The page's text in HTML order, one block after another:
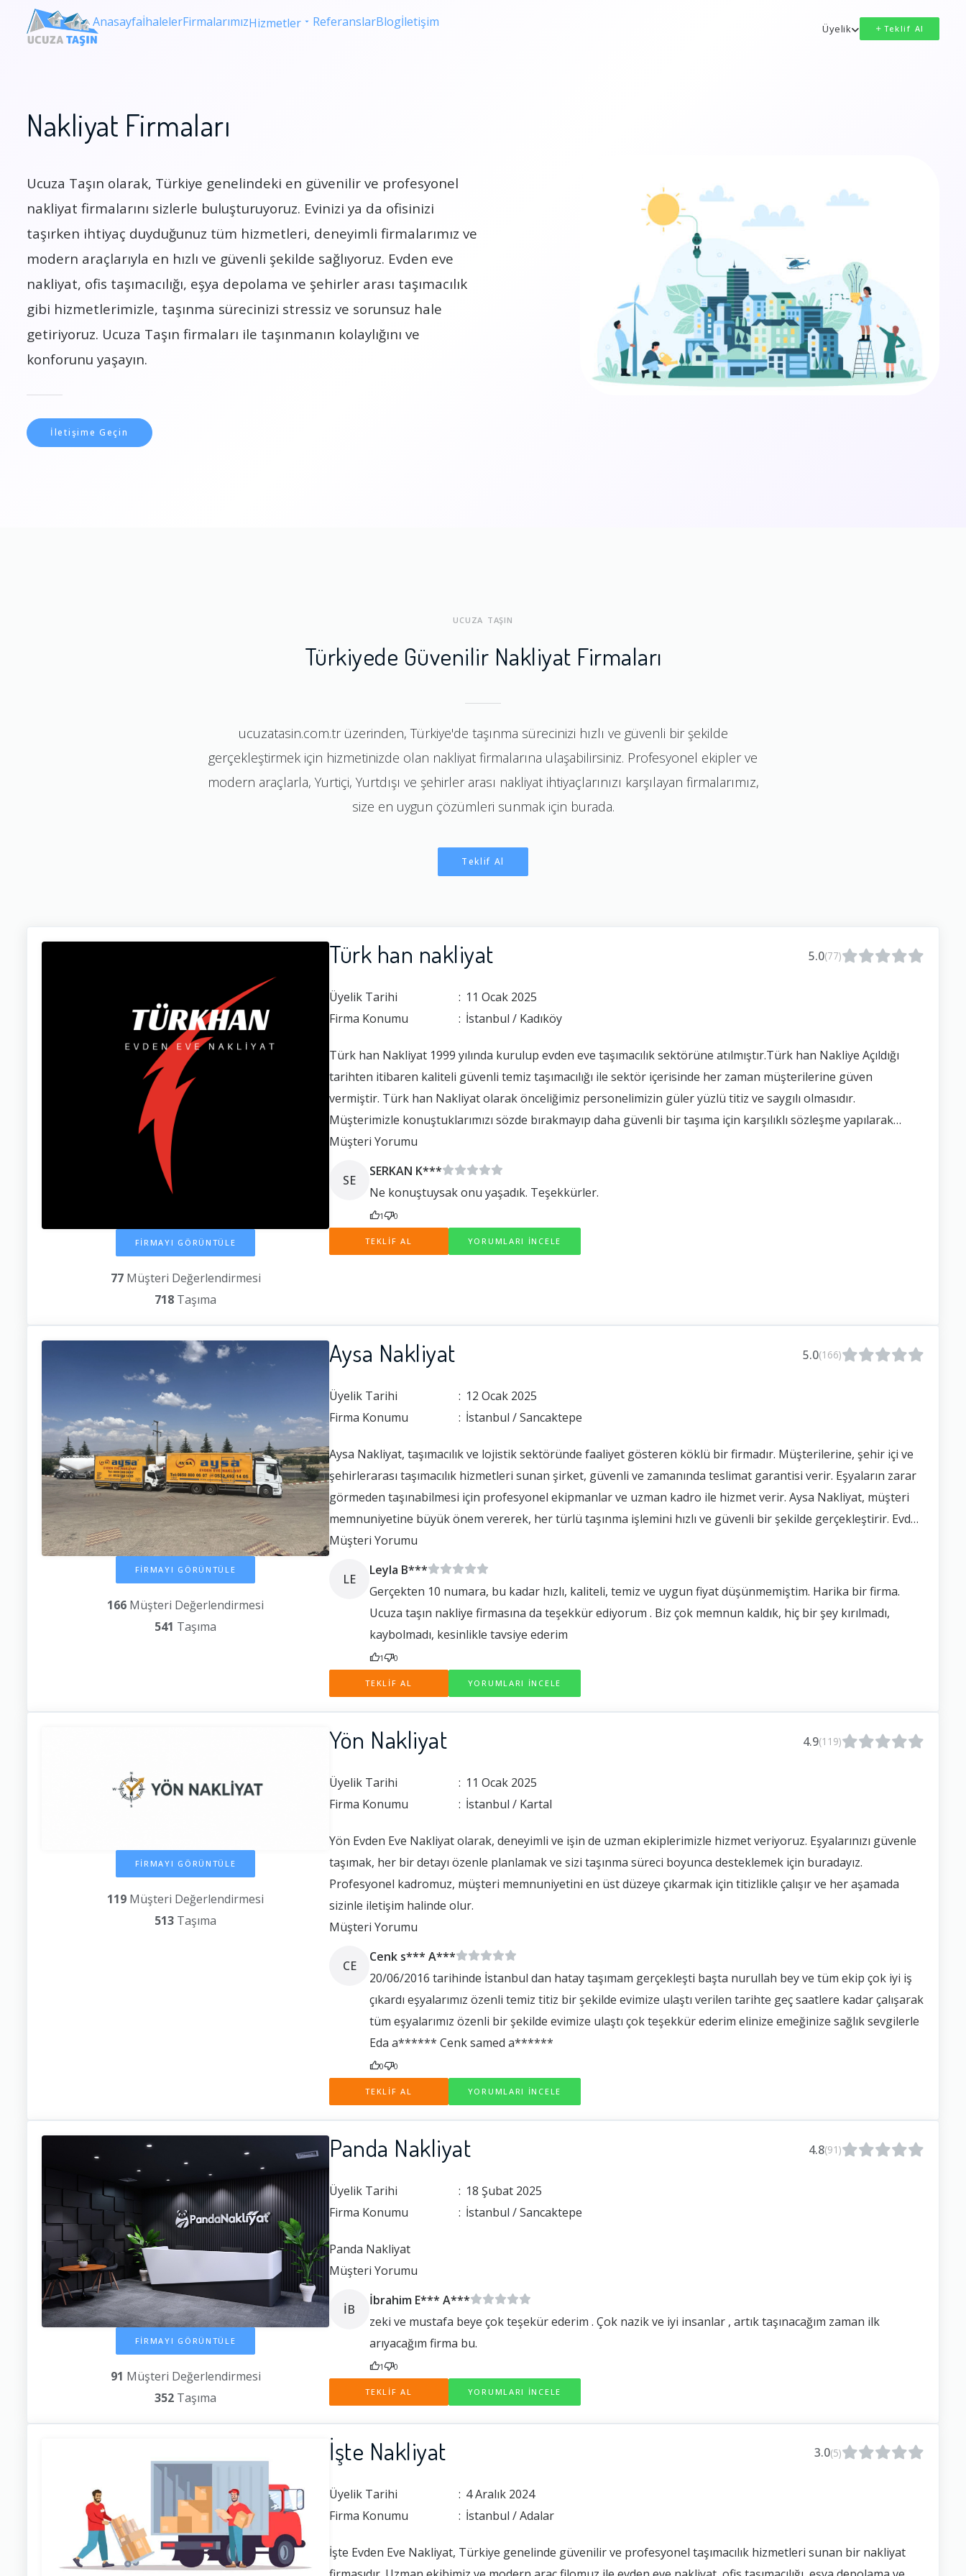
AnasayfaİhalelerFirmalarımızHizmetler ReferanslarBlogİletişim Üyelik Teklif Al
Nakliyat Firmaları
Ucuza Taşın olarak, Türkiye genelindeki en güvenilir ve profesyonel
nakliyat firmalarını sizlerle buluşturuyoruz. Evinizi ya da ofisinizi
taşırken ihtiyaç duyduğunuz tüm hizmetleri, deneyimli firmalarımız ve
modern araçlarıyla en hızlı ve güvenli şekilde sağlıyoruz. Evden eve
nakliyat, ofis taşımacılığı, eşya depolama ve şehirler arası taşımacılık
gibi hizmetlerimizle, taşınma sürecinizi stressiz ve sorunsuz hale
getiriyoruz. Ucuza Taşın firmaları ile taşınmanın kolaylığını ve
konforunu yaşayın.
İletişime Geçin
UCUZA TAŞIN
Türkiyede Güvenilir Nakliyat Firmaları
ucuzatasin.com.tr üzerinden, Türkiye'de taşınma sürecinizi hızlı ve güvenli bir şekilde
gerçekleştirmek için hizmetinizde olan nakliyat firmalarına ulaşabilirsiniz. Profesyonel ekipler ve
modern araçlarla, Yurtiçi, Yurtdışı ve şehirler arası nakliyat ihtiyaçlarınızı karşılayan firmalarımız,
size en uygun çözümleri sunmak için burada.
Teklif Al
FİRMAYI GÖRÜNTÜLE
77Müşteri Değerlendirmesi
718 Taşıma
Türk han nakliyat 5.0(77)
Üyelik Tarihi : 11 Ocak 2025
Firma Konumu
: İstanbul / Kadıköy
Türk han Nakliyat 1999 yılında kurulup evden eve taşımacılık sektörüne atılmıştır.Türk han Nakliye Açıldığı
tarihten itibaren kaliteli güvenli temiz taşımacılığı ile sektör içerisinde her zaman müşterilerine güven
vermiştir. Türk han Nakliyat olarak önceliğimiz personelimizin güler yüzlü titiz ve saygılı olmasıdır.
Müşterimizle konuştuklarımızı sözde bırakmayıp daha güvenli bir taşıma için karşılıklı sözleşme yapılarak
taşımayı güven altına almaktayız.
Müşteri Yorumu
SE
SERKAN K***
Ne konuştuysak onu yaşadık. Teşekkürler.
1 0
TEKLİF AL YORUMLARI İNCELE
FİRMAYI GÖRÜNTÜLE
166 Müşteri Değerlendirmesi
541 Taşıma
Aysa Nakliyat 5.0(166)
Üyelik Tarihi : 12 Ocak 2025
Firma Konumu
: İstanbul / Sancaktepe
Aysa Nakliyat, taşımacılık ve lojistik sektöründe faaliyet gösteren köklü bir firmadır. Müşterilerine, şehir içi ve
şehirlerarası taşımacılık hizmetleri sunan şirket, güvenli ve zamanında teslimat garantisi verir. Eşyaların zarar
görmeden taşınabilmesi için profesyonel ekipmanlar ve uzman kadro ile hizmet verir. Aysa Nakliyat, müşteri
memnuniyetine büyük önem vererek, her türlü taşınma işlemini hızlı ve güvenli bir şekilde gerçekleştirir. Evden
eve nakliyat, ofis taşımacılığı, eşya depolama ve ambalajlama gibi hizmetler de sunmaktadır.
Müşteri Yorumu
LE
Leyla B***
Gerçekten 10 numara, bu kadar hızlı, kaliteli, temiz ve uygun fiyat düşünmemiştim. Harika bir firma.
Ucuza taşın nakliye firmasına da teşekkür ediyorum . Biz çok memnun kaldık, hiç bir şey kırılmadı,
kaybolmadı, kesinlikle tavsiye ederim
1 0
TEKLİF AL YORUMLARI İNCELE
FİRMAYI GÖRÜNTÜLE
119 Müşteri Değerlendirmesi
513 Taşıma
Yön Nakliyat 4.9(119)
Üyelik Tarihi : 11 Ocak 2025
Firma Konumu
: İstanbul / Kartal
Yön Evden Eve Nakliyat olarak, deneyimli ve işin de uzman ekiplerimizle hizmet veriyoruz. Eşyalarınızı güvenle
taşımak, her bir detayı özenle planlamak ve sizi taşınma süreci boyunca desteklemek için buradayız.
Profesyonel kadromuz, müşteri memnuniyetini en üst düzeye çıkarmak için titizlikle çalışır ve her aşamada
sizinle iletişim halinde olur.
Müşteri Yorumu
CE
Cenk s*** A***
20/06/2016 tarihinde İstanbul dan hatay taşımam gerçekleşti başta nurullah bey ve tüm ekip çok iyi iş
çıkardı eşyalarımız özenli temiz titiz bir şekilde evimize ulaştı verilen tarihte geç saatlere kadar çalışarak
tüm eşyalarımız özenli bir şekilde evimize ulaştı çok teşekkür ederim elinize emeğinize sağlık sevgilerle
Eda a****** Cenk samed a******
0 0
TEKLİF AL YORUMLARI İNCELE
FİRMAYI GÖRÜNTÜLE
91 Müşteri Değerlendirmesi
352 Taşıma
Panda Nakliyat 4.8(91)
Üyelik Tarihi : 18 Şubat 2025
Firma Konumu
: İstanbul / Sancaktepe
Panda Nakliyat
Müşteri Yorumu
İB
İbrahim E*** A***
zeki ve mustafa beye çok teşekür ederim . Çok nazik ve iyi insanlar , artık taşınacağım zaman ilk
arıyacağım firma bu.
1 0
TEKLİF AL YORUMLARI İNCELE
İşte Nakliyat 3.0(5)
Üyelik Tarihi : 4 Aralık 2024
Firma Konumu
: İstanbul / Adalar
İşte Evden Eve Nakliyat, Türkiye genelinde güvenilir ve profesyonel taşımacılık hizmetleri sunan bir nakliyat